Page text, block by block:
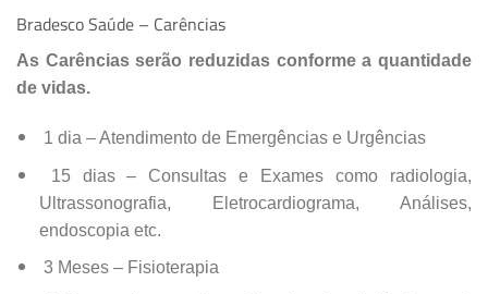
Bradesco Saúde – Carências
As Carências serão reduzidas conforme a quantidade
de vidas.
1 dia – Atendimento de Emergências e Urgências
15 dias – Consultas e Exames como radiologia,
Ultrassonografia, Eletrocardiograma, Análises,
endoscopia etc.
3 Meses – Fisioterapia